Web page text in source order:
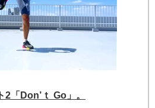
2「Don’ｔ Go」。